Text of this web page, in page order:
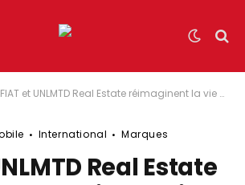
FIAT et UNLMTD Real Estate réimaginent la vie urbaine et la mobilité durable aux États-Unis avec FIAT House
International Marques
Real Estate